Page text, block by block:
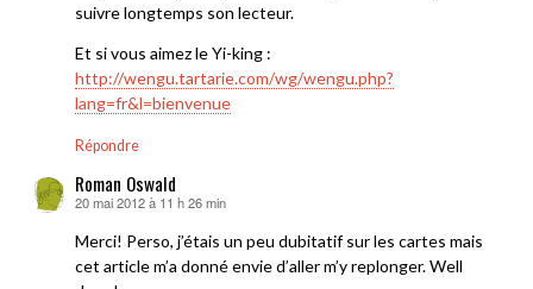
suivre longtemps son lecteur.
Et si vous aimez le Yi-king :
http://wengu.tartarie.com/wg/wengu.php?
lang=fr&l=bienvenue
Répondre
Roman Oswald
dit :
20 mai 2012 à 11 h 26 min
Merci! Perso, j’étais un peu dubitatif sur les cartes mais
cet article m’a donné envie d’aller m’y replonger. Well